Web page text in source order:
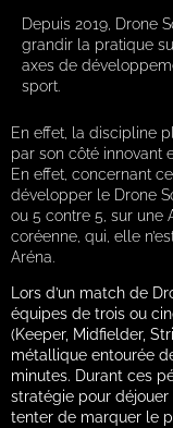
Depuis 2019, Drone
grandir la pratique
axes de
sport.
En effet, la discipline
par son côté innovant
En effet, concernant
développer le Drone
ou 5 contre 5, sur une
coréenne, qui, elle
Aréna.
Lors d’un match de
équipes de trois ou
(Keeper, Midfielder,
métallique entourée
minutes. Durant ces
stratégie pour déjouer
tenter de marquer le